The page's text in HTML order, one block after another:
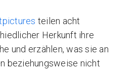
teilen acht
Herkunft ihre
und erzählen, was sie an
beziehungsweise nicht